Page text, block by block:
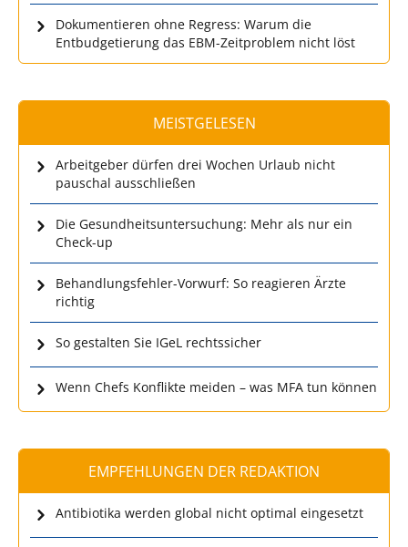
Dokumentieren ohne Regress: Warum die
Entbudgetierung das EBM-Zeitproblem nicht löst
MEISTGELESEN
Arbeitgeber dürfen drei Wochen Urlaub nicht
pauschal ausschließen
Die Gesundheitsuntersuchung: Mehr als nur ein
Check-up
Behandlungsfehler-Vorwurf: So reagieren Ärzte
richtig
So gestalten Sie IGeL rechtssicher
Wenn Chefs Konflikte meiden – was MFA tun können
EMPFEHLUNGEN DER REDAKTION
Antibiotika werden global nicht optimal eingesetzt